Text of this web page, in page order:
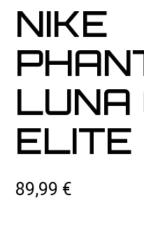
NIKE
LUNA
89,99 €